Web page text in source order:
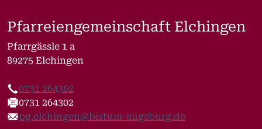
Pfarreiengemeinschaft Elchingen
Pfarrgässle 1 a
89275 Elchingen
Telefon
0731 264362
Fax
0731 264302
E-Mail
pg.elchingen@bistum-augsburg.de